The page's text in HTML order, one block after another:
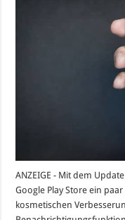
ANZEIGE - Mit dem
Google Play Store ein
kosmetischen